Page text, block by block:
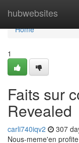
hubwebsites
Home
Home
1
Faits sur
Revealed
carli740iqv2 307
Nous-meme'en